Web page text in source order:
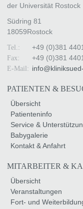
der Universität Rostock
Südring 81
18059Rostock
Tel.: +49 (0)381
Fax: +49 (0)381
E-Mail: info@
PATIENTEN &
Übersicht
Patienteninfo
Service &
Babygalerie
Kontakt & Anfahrt
MITARBEITER &
Übersicht
Veranstaltungen
Fort- und